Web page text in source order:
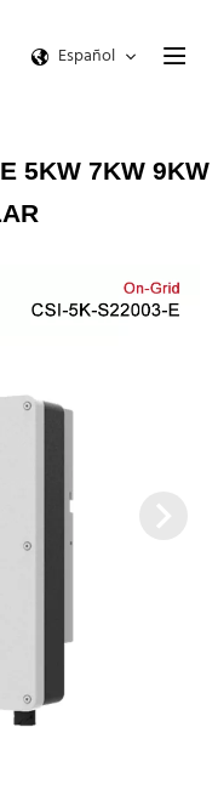
Español
5KW 7KW 9KW